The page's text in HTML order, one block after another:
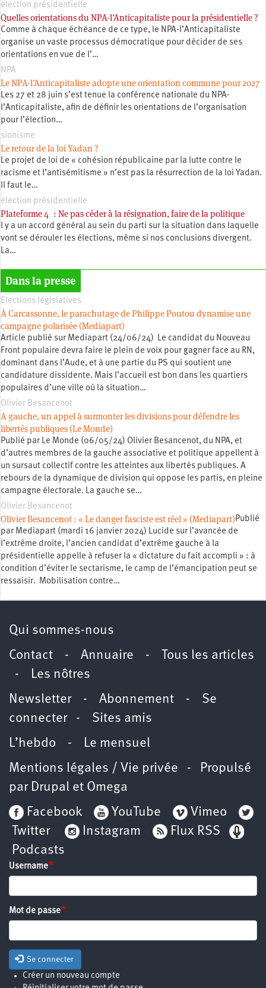
élection présidentielle
Quelles orientations du NPA-l’Anticapitaliste pour la présidentielle ?
Comme à chaque échéance de ce type, le NPA-l’Anticapitaliste
organise un vaste processus démocratique pour décider de ses
orientations en vue de l’…
NPA
Le NPA-l’Anticapitaliste adopte une orientation commune pour 2027
Les 27 et 28 juin s’est tenue la conférence nationale du NPA-
l’Anticapitaliste, afin de définir les orientations de l’organisation
pour l’élection…
sionisme
Le retour de la loi Yadan ?
Le projet de loi de « cohésion républicaine par la lutte contre le
racisme et l’antisémitisme » n’est pas la résurrection de la loi Yadan.
Il faut le…
élection présidentielle
Plateforme 4 : Ne pas céder à la résignation, faire de la politique
l y a un accord général au sein du parti sur la situation dans laquelle
vont se dérouler les élections, même si nos conclusions divergent.
La…
Dans la presse
Elections législatives
À Carcassonne, le parachutage de Philippe Poutou dynamise une
campagne polarisée (Mediapart)
Article publié sur Mediapart (24/06/24) Le candidat du Nouveau
Front populaire devra faire le plein de voix pour gagner face au RN,
dominant dans l’Aude, et à une partie du PS qui soutient une
candidature dissidente. Mais l’accueil est bon dans les quartiers
populaires d’une ville où la situation…
Olivier Besancenot
A gauche, un appel à surmonter les divisions pour défendre les
libertés publiques (Le Monde)
Publié par Le Monde (06/05/24) Olivier Besancenot, du NPA, et
d’autres membres de la gauche associative et politique appellent à
un sursaut collectif contre les atteintes aux libertés publiques. A
rebours de la dynamique de division qui oppose les partis, en pleine
campagne électorale. La gauche se…
Olivier Besancenot
Olivier Besancenot : « Le danger fasciste est réel » (Mediapart)Publié
par Mediapart (mardi 16 janvier 2024) Lucide sur l’avancée de
l’extrême droite, l’ancien candidat d’extrême gauche à la
présidentielle appelle à refuser la « dictature du fait accompli » : à
condition d’éviter le sectarisme, le camp de l’émancipation peut se
ressaisir. Mobilisation contre…
Qui sommes-nous
Contact - Annuaire -
Tous les articles
- Les nôtres
Newsletter- Abonnement - Se
connecter- Sites amis
L’hebdo - Le mensuel
Mentions légales / Vie privée - Propulsé
par Drupal et Omega
Facebook
YouTube
Vimeo
Twitter
Instagram
Flux RSS
Podcasts
Username
Mot de passe
Se connecter
Créer un nouveau compte